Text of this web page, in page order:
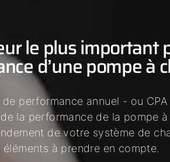
le plus important
d’une pompe à
performance annuel - ou
la performance de la pompe
de votre système de
à prendre en compte.